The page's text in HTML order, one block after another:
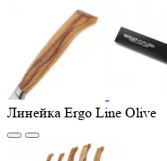
Линейка Ergo Line Olive